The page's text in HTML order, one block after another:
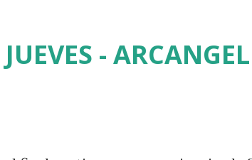
- ARCANGEL